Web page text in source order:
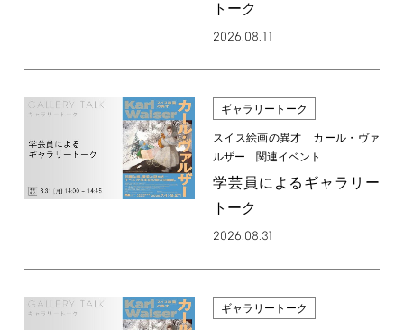
トーク
2026.08.11
ギャラリートーク
スイス絵画の異才 カール・ヴァ
ルザー 関連イベント
学芸員によるギャラリー
トーク
2026.08.31
ギャラリートーク